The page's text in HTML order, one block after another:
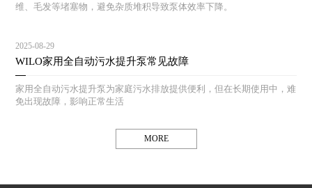
维、毛发等堵塞物，避免杂质堆积导致泵体效率下降。
2025-08-29
WILO家用全自动污水提升泵常见故障
家用全自动污水提升泵为家庭污水排放提供便利，但在长期使用中，难
免出现故障，影响正常生活
MORE